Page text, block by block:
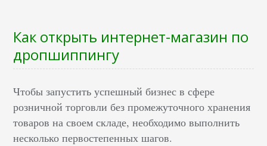
Как открыть интернет-магазин по
дропшиппингу
Чтобы запустить успешный бизнес в сфере
розничной торговли без промежуточного хранения
товаров на своем складе, необходимо выполнить
несколько первостепенных шагов.